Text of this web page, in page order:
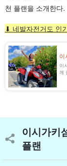
천 플랜을 소개한다.
⬇︎ 네발자전거도 인
이
이
께
이시가키
플랜